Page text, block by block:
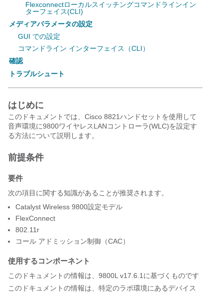
Flexconnectローカルスイッチングコマンドラインイン
ターフェイス(CLI)
メディアパラメータの設定
GUI での設定
コマンドライン インターフェイス（CLI）
確認
トラブルシュート
はじめに
このドキュメントでは、Cisco 8821ハンドセットを使用して
音声環境に9800ワイヤレスLANコントローラ(WLC)を設定す
る方法について説明します。
前提条件
要件
次の項目に関する知識があることが推奨されます。
Catalyst Wireless 9800設定モデル
FlexConnect
802.11r
コール アドミッション制御（CAC）
使用するコンポーネント
このドキュメントの情報は、9800L v17.6.1に基づくものです
このドキュメントの情報は、特定のラボ環境にあるデバイス